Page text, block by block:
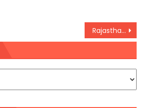
Rajasthan: घर में बुजुर्ग दंपती को बंधक बनाकर उड़ाए लाखों के नगदी और जेवरात, मारपीट कर फरार हुए बदमाश